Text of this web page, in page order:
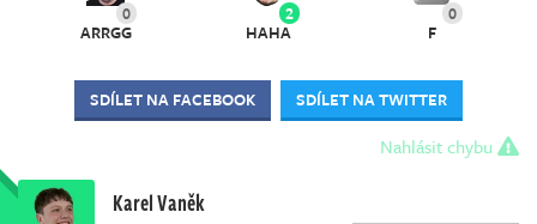
0
ARRGG
2
HAHA
0
F
SDÍLET NA FACEBOOK SDÍLET NA TWITTER
Nahlásit chybu
Karel Vaněk